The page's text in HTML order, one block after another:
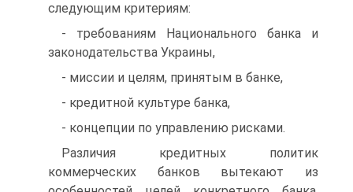
следующим критериям:
- требованиям Национального банка и
законодательства Украины,
- миссии и целям, принятым в банке,
- кредитной культуре банка,
- концепции по управлению рисками.
Различия кредитных политик
коммерческих банков вытекают из